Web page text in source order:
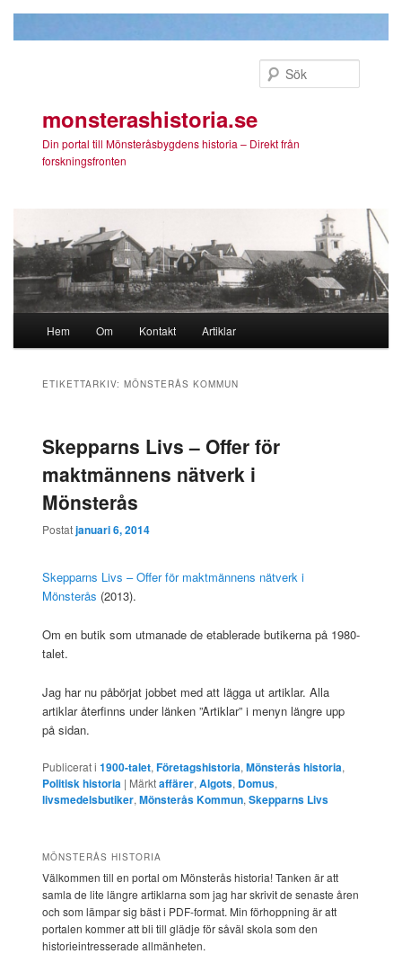
monsterashistoria.se
Din portal till Mönsteråsbygdens historia – Direkt från
forskningsfronten
Hoppa till huvudinnehåll
Hoppa till sekundärt innehåll
Hem Om Kontakt Artiklar
ETIKETTARKIV: MÖNSTERÅS KOMMUN
Skepparns Livs – Offer för
maktmännens nätverk i
Mönsterås
Postatjanuari 6, 2014
Skepparns Livs – Offer för maktmännens nätverk i
Mönsterås (2013).
Om en butik som utmanade de etablerade butikerna på 1980-
talet.
Jag har nu påbörjat jobbet med att lägga ut artiklar. Alla
artiklar återfinns under länken ”Artiklar” i menyn längre upp
på sidan.
Publicerat i 1900-talet, Företagshistoria, Mönsterås historia,
Politisk historia | Märktaffärer, Algots, Domus,
livsmedelsbutiker, Mönsterås Kommun, Skepparns Livs
MÖNSTERÅS HISTORIA
Välkommen till en portal om Mönsterås historia! Tanken är att
samla de lite längre artiklarna som jag har skrivit de senaste åren
och som lämpar sig bäst i PDF-format. Min förhoppning är att
portalen kommer att bli till glädje för såväl skola som den
historieintresserade allmänheten.